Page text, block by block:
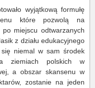
wyjątkową formułę
które pozwolą na
miejscu odtwarzanych
z działu edukacyjnego
niemal w sam środek
ziemiach polskich w
a obszar skansenu w
zostanie na jeden